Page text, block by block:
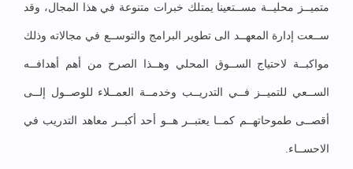
متميــز محليــة مســتعينا يمتلك خبرات متنوعة في هذا المجال، وقد
ســعت إدارة المعهــد الى تطوير البرامج والتوســع في مجالاته وذلك
مواكبــة لاحتياج الســوق المحلي وهــذا الصرح من أهم أهدافــه
الســعي للتميــز فــي التدريــب وخدمــة العمــلاء للوصــول إلــى
أقصــى طموحاتهــم كمــا يعتبــر هــو أحد أكبــر معاهد التدريب في
الاحســاء.